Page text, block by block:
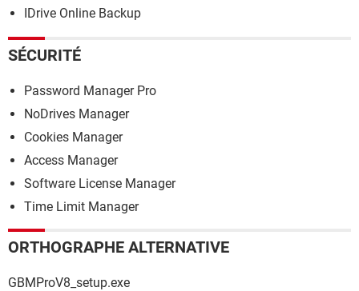
IDrive Online Backup
SÉCURITÉ
Password Manager Pro
NoDrives Manager
Cookies Manager
Access Manager
Software License Manager
Time Limit Manager
ORTHOGRAPHE ALTERNATIVE
GBMProV8_setup.exe